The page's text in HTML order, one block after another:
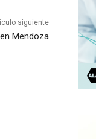
siguiente
Mendoza